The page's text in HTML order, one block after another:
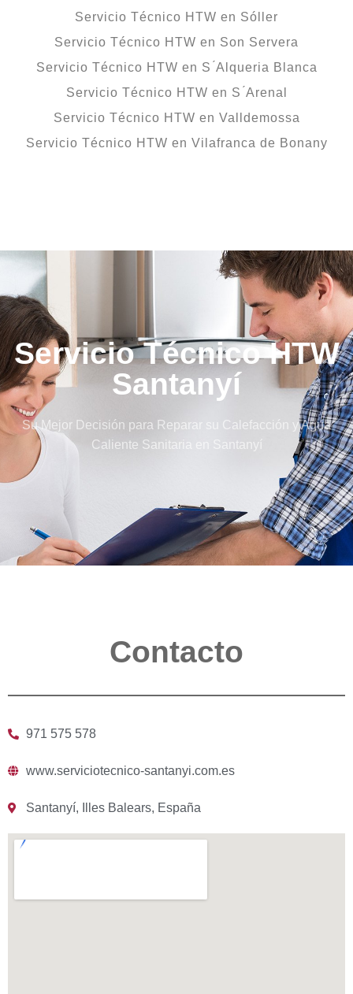
Servicio Técnico HTW en Sóller
Servicio Técnico HTW en Son Servera
Servicio Técnico HTW en S ́Alqueria Blanca
Servicio Técnico HTW en S ́Arenal
Servicio Técnico HTW en Valldemossa
Servicio Técnico HTW en Vilafranca de Bonany
Servicio Técnico HTW
Santanyí
Su Mejor Decisión para Reparar su Calefacción y Agua
Caliente Sanitaria en Santanyí
Contacto
971 575 578
www.serviciotecnico-santanyi.com.es
Santanyí, Illes Balears, España